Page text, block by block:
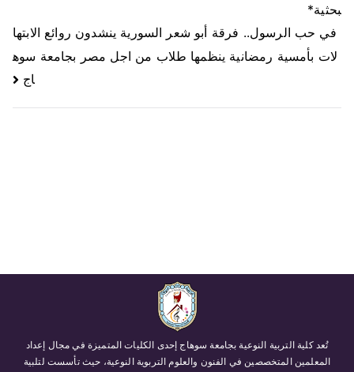
بحثية*
في حب الرسول.. فرقة أبو شعر السورية ينشدون روائع الابتها
لات بأمسية رمضانية ينظمها طلاب من اجل مصر بجامعة سوه
اج
تُعد كلية التربية النوعية بجامعة سوهاج إحدى الكليات المتميزة في مجال إعداد
المعلمين المتخصصين في الفنون والعلوم التربوية النوعية، حيث تأسست لتلبية